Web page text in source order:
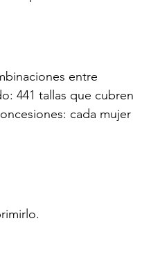
entre
441 tallas que cubren
cada mujer